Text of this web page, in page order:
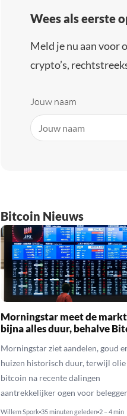
Wees als eerste
Meld je nu aan voor
crypto’s,
Jouw naam
Bitcoin Nieuws
Morningstar meet de
bijna alles duur, behalve
Morningstar ziet aandelen, goud
huizen historisch duur, terwijl olie
bitcoin na recente dalingen
aantrekkelijker ogen voor
Willem Spork 35 minuten geleden 2 – 4 min